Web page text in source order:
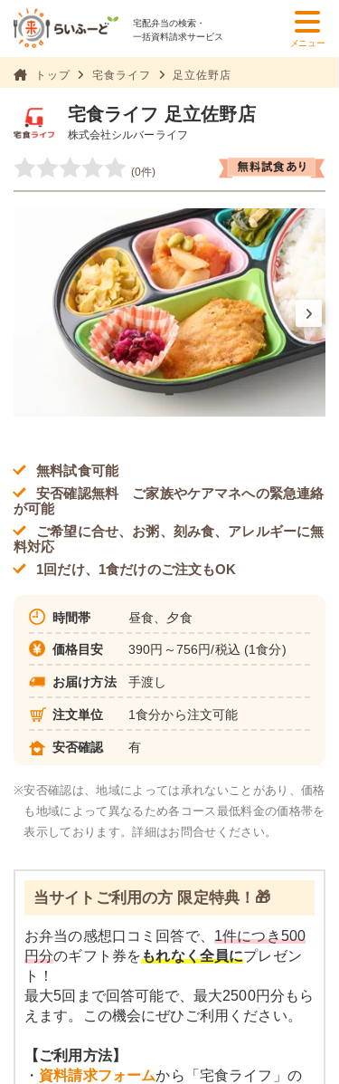
宅配弁当の検索・
一括資料請求サービス
メニュー
トップ 宅食ライフ 足立佐野店
宅食ライフ 足立佐野店
株式会社シルバーライフ
(0件)
無料試食可能
安否確認無料 ご家族やケアマネへの緊急連絡
が可能
ご希望に合せ、お粥、刻み食、アレルギーに無
料対応
1回だけ、1食だけのご注文もOK
時間帯 昼食、夕食
価格目安 390円～756円/税込 (1食分)
お届け方法 手渡し
注文単位 1食分から注文可能
安否確認 有
※安否確認は、地域によっては承れないことがあり、価格
も地域によって異なるため各コース最低料金の価格帯を
表示しております。詳細はお問合せください。
当サイトご利用の方 限定特典！🎁
お弁当の感想口コミ回答で、 1件につき500
円分のギフト券をもれなく全員にプレゼン
ト！
最大5回まで回答可能で、最大2500円分もら
えます。この機会にぜひご利用ください。
【ご利用方法】
・ 資料請求フォームから「宅食ライフ」の